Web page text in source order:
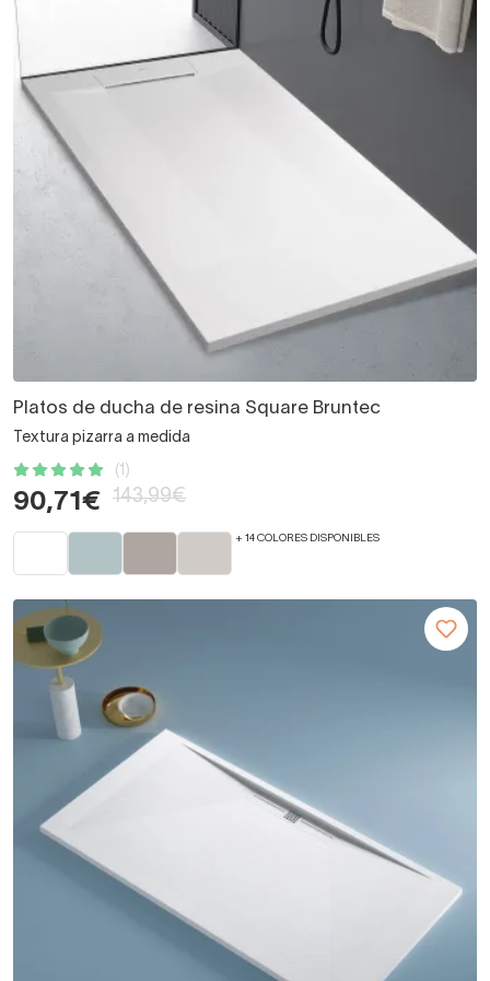
Platos de ducha de resina Square Bruntec
Textura pizarra a medida
(1)
90,71€ 143,99€
+ 14 COLORES DISPONIBLES